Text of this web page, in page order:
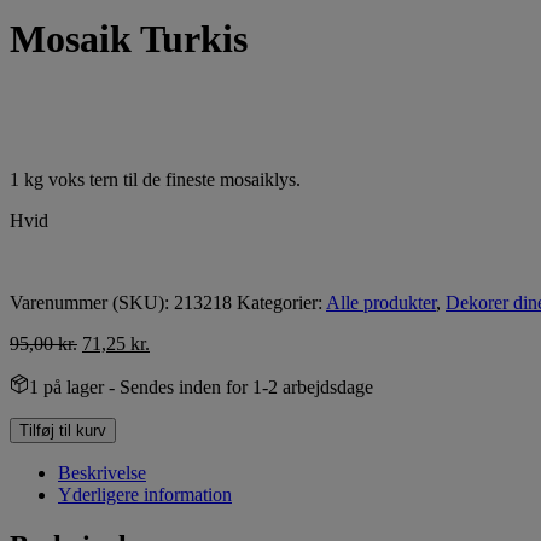
Mosaik Turkis
1 kg voks tern til de fineste mosaiklys.
Hvid
Varenummer (SKU): 213218 Kategorier: Alle produkter, Dekorer
95,00kr. 71,25 kr.
1 på lager- Sendes inden for 1-2 arbejdsdage
Tilføj til kurv
Beskrivelse
Yderligere information